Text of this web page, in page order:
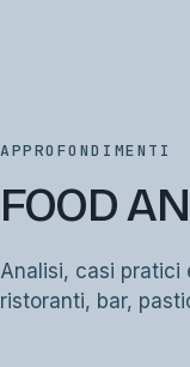
APPROFONDIMENTI
FOOD
Analisi, casi pratici
ristoranti, bar,